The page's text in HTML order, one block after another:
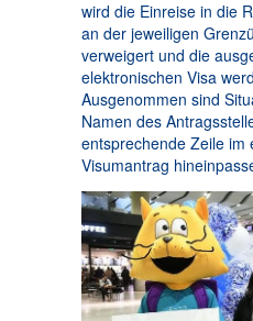
wird die Einreise in die
an der jeweiligen
verweigert und die
elektronischen Visa
Ausgenommen sind
Namen des
entsprechende Zeile im
Visumantrag